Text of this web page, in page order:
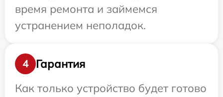
время ремонта и займемся
устранением неполадок.
4
Гарантия
Как только устройство будет готово